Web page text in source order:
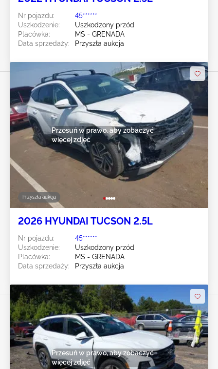
Nr pojazdu:
45******
Uszkodzenie:
Uszkodzony przód
Placówka:
MS - GRENADA
Data sprzedaży:
Przyszła aukcja
Przyszła aukcja
Przesuń w prawo, aby zobaczyć
więcej zdjęć
2026 HYUNDAI TUCSON 2.5L
Nr pojazdu:
45******
Uszkodzenie:
Uszkodzony przód
Placówka:
MS - GRENADA
Data sprzedaży:
Przyszła aukcja
Przesuń w prawo, aby zobaczyć
więcej zdjęć